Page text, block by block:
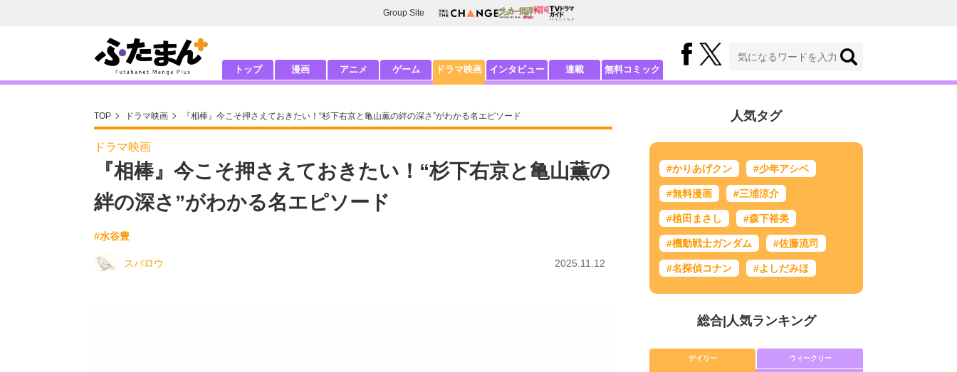
Group Site
トップ 漫画 アニメ ゲーム ドラマ映画 インタビュー 連載 無料コミック
TOP ドラマ映画 『相棒』今こそ押さえておきたい！“杉下右京と亀山薫の絆の深さ”がわかる名エピソード
ドラマ映画
『相棒』今こそ押さえておきたい！“杉下右京と亀山薫の
絆の深さ”がわかる名エピソード
#水谷豊
スパロウ 2025.11.12
人気タグ
#かりあげクン #少年アシベ
#無料漫画 #三浦涼介
#植田まさし #森下裕美
#機動戦士ガンダム #佐藤流司
#名探偵コナン #よしだみほ
総合| 人気ランキング
デイリー ウィークリー